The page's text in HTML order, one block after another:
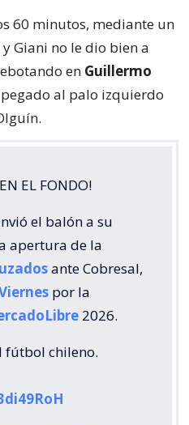
60 minutos, mediante un
Giani no le dio bien a
en Guillermo
al palo izquierdo
EL FONDO!
el balón a su
apertura de la
ante Cobresal,
por la
2026.
fútbol chileno.